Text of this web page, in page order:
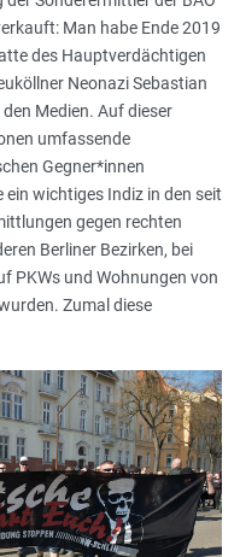
Man habe Ende 2019
des Hauptverdächtigen
Neonazi Sebastian
Medien. Auf dieser
umfassende
Gegner*innen
wichtiges Indiz in den seit
gegen rechten
Berliner Bezirken, bei
PKWs und Wohnungen von
Zumal diese